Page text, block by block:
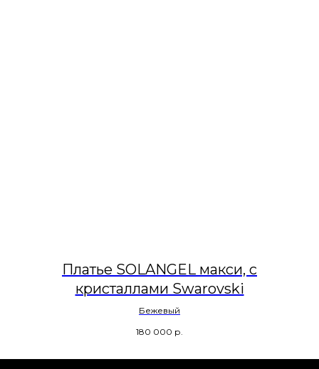
Платье SOLANGEL макси, с
кристаллами Swarovski
Бежевый
180 000 р.